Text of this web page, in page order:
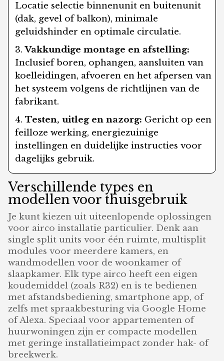
Locatie selectie binnenunit en buitenunit
(dak, gevel of balkon), minimale
geluidshinder en optimale circulatie.
Vakkundige montage en afstelling:
Inclusief boren, ophangen, aansluiten van
koelleidingen, afvoeren en het afpersen van
het systeem volgens de richtlijnen van de
fabrikant.
Testen, uitleg en nazorg: Gericht op een
feilloze werking, energiezuinige
instellingen en duidelijke instructies voor
dagelijks gebruik.
Verschillende types en
modellen voor thuisgebruik
Je kunt kiezen uit uiteenlopende oplossingen
voor airco installatie particulier. Denk aan
single split units voor één ruimte, multisplit
modules voor meerdere kamers, en
wandmodellen voor de woonkamer of
slaapkamer. Elk type airco heeft een eigen
koudemiddel (zoals R32) en is te bedienen
met afstandsbediening, smartphone app, of
zelfs met spraakbesturing via Google Home
of Alexa. Speciaal voor appartementen of
huurwoningen zijn er compacte modellen
met geringe installatieimpact zonder hak- of
breekwerk.